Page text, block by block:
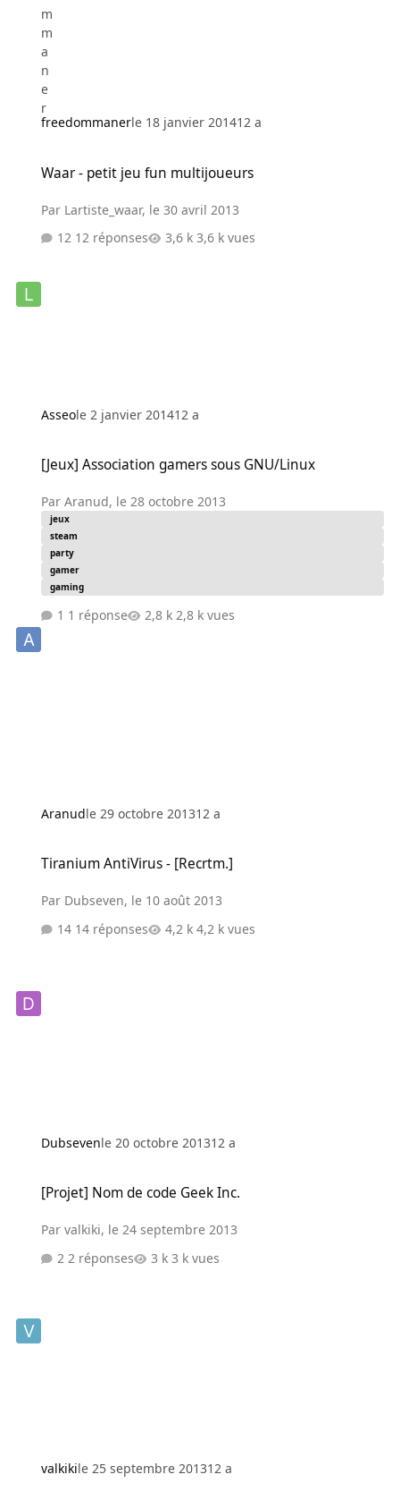
freedommanerle 18 janvier 201412 a
Waar - petit jeu fun multijoueurs
Par Lartiste_waar, le 30 avril 2013
12 réponses
3,6 k vues
Asseole 2 janvier 201412 a
[Jeux] Association gamers sous GNU/Linux
ParAranud, le 28 octobre 2013
jeux
steam
party
gamer
gaming
1 réponse 2,8 k vues
Aranudle 29 octobre 201312 a
Tiranium AntiVirus - [Recrtm.]
Par Dubseven, le 10 août 2013
14 réponses
4,2 k vues
Dubsevenle 20 octobre 201312 a
[Projet] Nom de code Geek Inc.
Parvalkiki, le 24 septembre 2013
2 réponses
3 k vues
valkikile 25 septembre 201312 a